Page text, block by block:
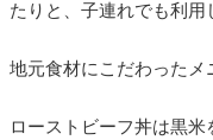
たりと、子連れでも利用
地元食材にこだわったメ
ローストビーフ丼は黒